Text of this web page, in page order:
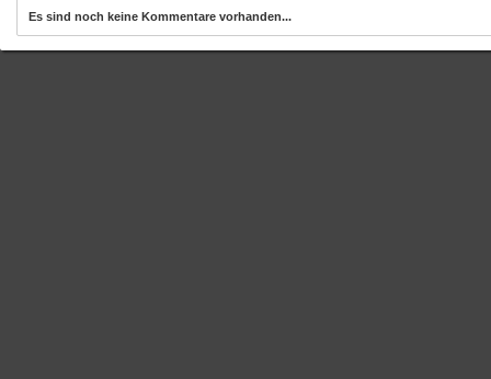
Es sind noch keine Kommentare vorhanden...